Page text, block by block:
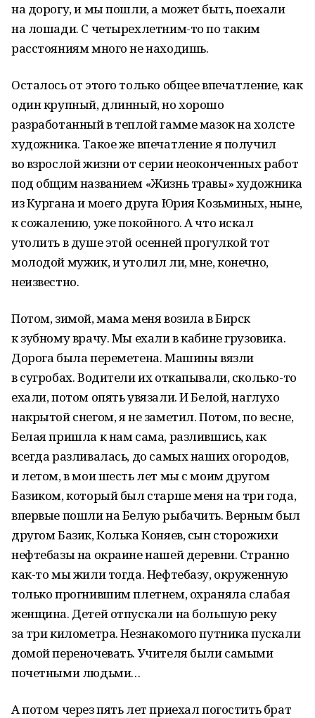
на дорогу, и мы пошли, а может быть, поехали
на лошади. С четырехлетним-то по таким
расстояниям много не находишь.
Осталось от этого только общее впечатление, как
один крупный, длинный, но хорошо
разработанный в теплой гамме мазок на холсте
художника. Такое же впечатление я получил
во взрослой жизни от серии неоконченных работ
под общим названием «Жизнь травы» художника
из Кургана и моего друга Юрия Козьминых, ныне,
к сожалению, уже покойного. А что искал
утолить в душе этой осенней прогулкой тот
молодой мужик, и утолил ли, мне, конечно,
неизвестно.
Потом, зимой, мама меня возила в Бирск
к зубному врачу. Мы ехали в кабине грузовика.
Дорога была переметена. Машины вязли
в сугробах. Водители их откапывали, сколько-то
ехали, потом опять увязали. И Белой, наглухо
накрытой снегом, я не заметил. Потом, по весне,
Белая пришла к нам сама, разлившись, как
всегда разливалась, до самых наших огородов,
и летом, в мои шесть лет мы с моим другом
Базиком, который был старше меня на три года,
впервые пошли на Белую рыбачить. Верным был
другом Базик, Колька Коняев, сын сторожихи
нефтебазы на окраине нашей деревни. Странно
как-то мы жили тогда. Нефтебазу, окруженную
только прогнившим плетнем, охраняла слабая
женщина. Детей отпускали на большую реку
за три километра. Незнакомого путника пускали
домой переночевать. Учителя были самыми
почетными людьми…
А потом через пять лет приехал погостить брат